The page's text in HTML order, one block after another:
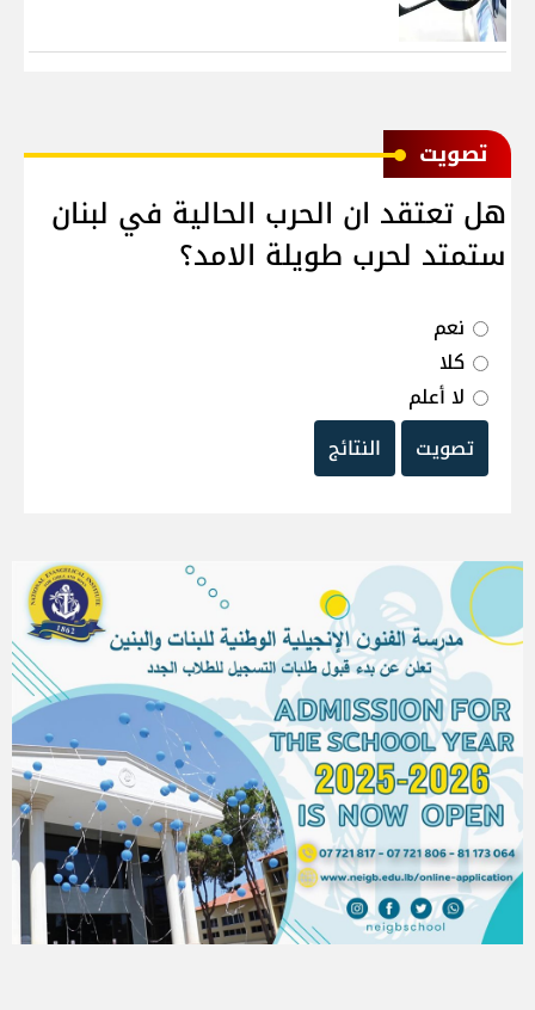
ﺗﺼﻮﻳﺖ
هل تعتقد ان الحرب الحالية في لبنان
ستمتد لحرب طويلة الامد؟
نعم
كلا
لا أعلم
تصويت
النتائج